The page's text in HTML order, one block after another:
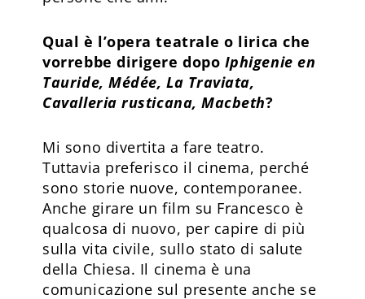
Qual è l’opera teatrale o lirica che
vorrebbe dirigere dopo Iphigenie en
Tauride, Médée, La Traviata,
Cavalleria rusticana, Macbeth?
Mi sono divertita a fare teatro.
Tuttavia preferisco il cinema, perché
sono storie nuove, contemporanee.
Anche girare un film su Francesco è
qualcosa di nuovo, per capire di più
sulla vita civile, sullo stato di salute
della Chiesa. Il cinema è una
comunicazione sul presente anche se